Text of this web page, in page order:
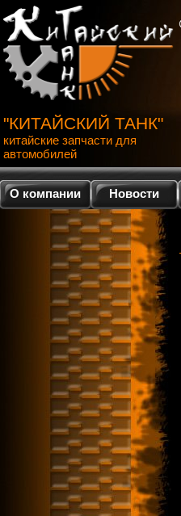
"КИТАЙСКИЙ ТАНК"
китайские запчасти для
автомобилей
О компании Новости